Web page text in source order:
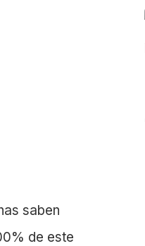
saben
de este